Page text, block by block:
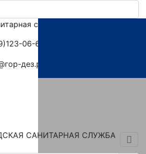
служба
06-67‬
дез.рф
САНИТАРНАЯ СЛУЖБА